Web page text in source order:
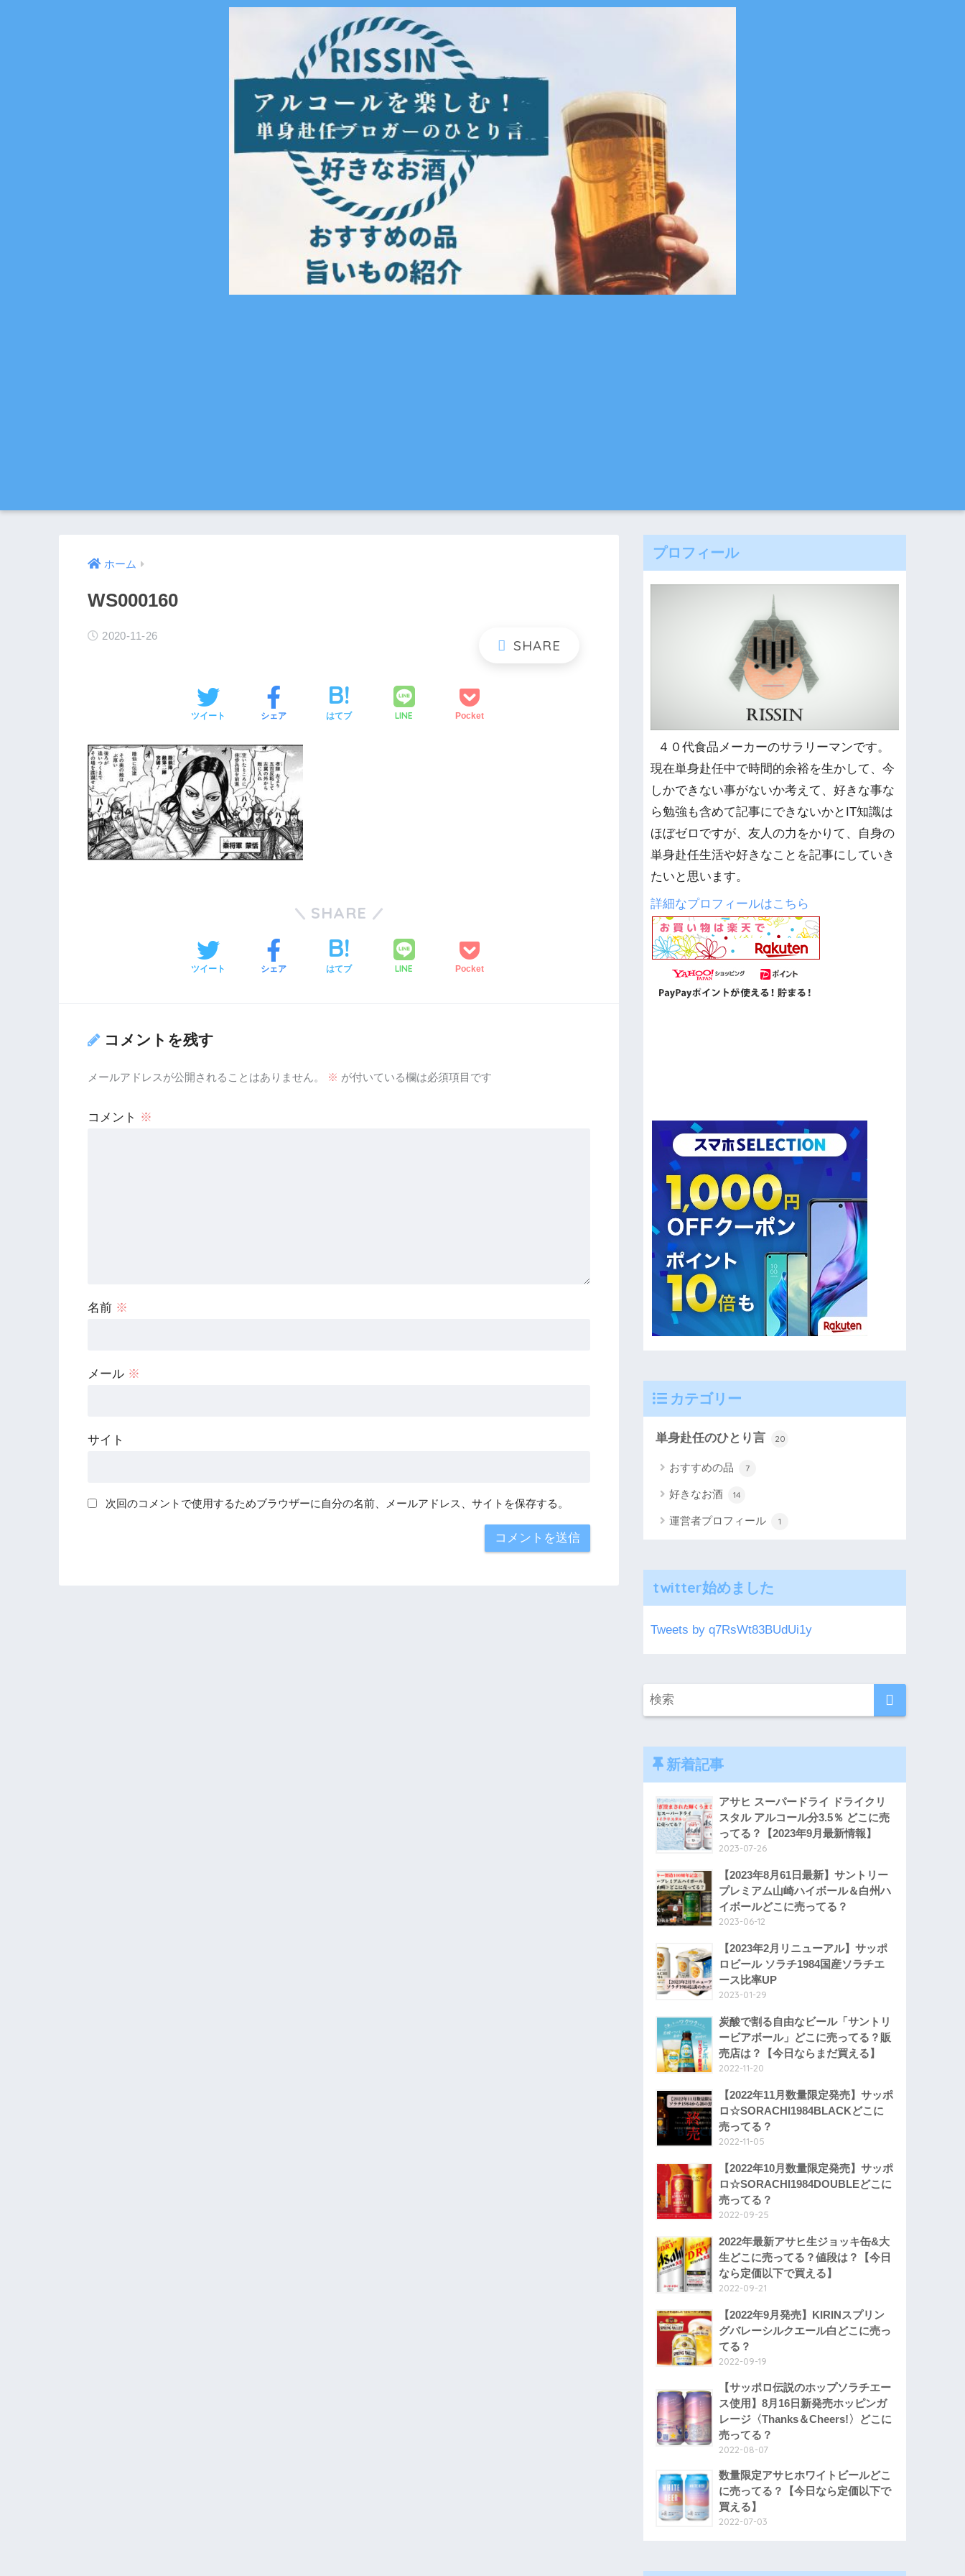
ホーム
WS000160
2020-11-26
ツイート シェア はてブ LINE Pocket
SHARE
ツイート シェア はてブ LINE Pocket
コメントを残す
メールアドレスが公開されることはありません。 ※ が付いている欄は必須項目です
コメント ※
名前 ※
メール ※
サイト
次回のコメントで使用するためブラウザーに自分の名前、メールアドレス、サイトを保存する。
プロフィール
４０代食品メーカーのサラリーマンです。
現在単身赴任中で時間的余裕を生かして、今
しかできない事がないか考えて、好きな事な
ら勉強も含めて記事にできないかとIT知識は
ほぼゼロですが、友人の力をかりて、自身の
単身赴任生活や好きなことを記事にしていき
たいと思います。
詳細なプロフィールはこちら
カテゴリー
単身赴任のひとり言 20
おすすめの品 7
好きなお酒 14
運営者プロフィール 1
twitter始めました
Tweets by q7RsWt83BUdUi1y
新着記事
アサヒ スーパードライ ドライクリ
スタル アルコール分3.5％ どこに売
ってる？【2023年9月最新情報】
2023-07-26
【2023年8月61日最新】サントリー
プレミアム山崎ハイボール＆白州ハ
イボールどこに売ってる？
2023-06-12
【2023年2月リニューアル】サッポ
ロビール ソラチ1984国産ソラチエ
ース比率UP
2023-01-29
炭酸で割る自由なビール「サントリ
ービアボール」どこに売ってる？販
売店は？【今日ならまだ買える】
2022-11-20
【2022年11月数量限定発売】サッポ
ロ☆SORACHI1984BLACKどこに
売ってる？
2022-11-05
【2022年10月数量限定発売】サッポ
ロ☆SORACHI1984DOUBLEどこに
売ってる？
2022-09-25
2022年最新アサヒ生ジョッキ缶&大
生どこに売ってる？値段は？【今日
なら定価以下で買える】
2022-09-21
【2022年9月発売】KIRINスプリン
グバレーシルクエール白どこに売っ
てる？
2022-09-19
【サッポロ伝説のホップソラチエー
ス使用】8月16日新発売ホッピンガ
レージ〈Thanks＆Cheers!〉どこに
売ってる？
2022-08-07
数量限定アサヒホワイトビールどこ
に売ってる？【今日なら定価以下で
買える】
2022-07-03